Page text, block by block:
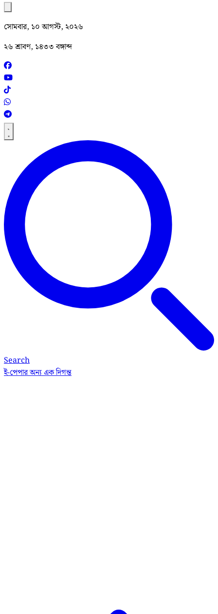
সোমবার, ১০ আগস্ট, ২০২৬
২৬ শ্রাবণ, ১৪৩৩ বঙ্গাব্দ
Search
ই-পেপারঅন্য এক দিগন্ত